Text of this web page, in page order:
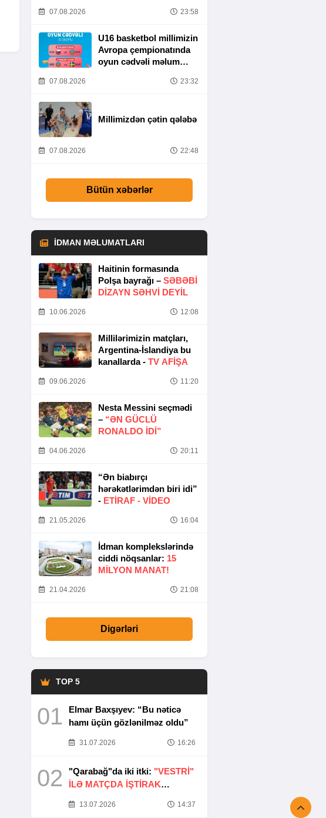
07.08.2026 23:58
U16 basketbol millimizin
Avropa çempionatında
oyun cədvəli məlum
07.08.2026 23:32
Millimizdən çətin qələbə
07.08.2026 22:48
Bütün xəbərlər
İDMAN MƏLUMATLARI
Haitinin formasında
Polşa bayrağı – SƏBƏBI
DIZAYN SƏHVI DEYIL
10.06.2026 12:08
Millilərimizin matçları,
Argentina-İslandiya bu
kanallarda - TV AFİŞA
09.06.2026 11:20
Nesta Messini seçmədi
– “ƏN GÜCLÜ
RONALDO IDI”
04.06.2026 20:11
“Ən biabırçı
hərəkətlərimdən biri idi”
- ETIRAF - VİDEO
21.05.2026 16:04
İdman komplekslərində
ciddi nöqsanlar: 15
MILYON MANAT!
21.04.2026 21:08
Digərləri
TOP 5
01
Elmar Baxşıyev: “Bu nəticə
hamı üçün gözlənilməz oldu”
31.07.2026 16:26
02 "Qarabağ"da iki itki: "VESTRİ"
İLƏ MATÇDA İŞTİRAK
13.07.2026 14:37